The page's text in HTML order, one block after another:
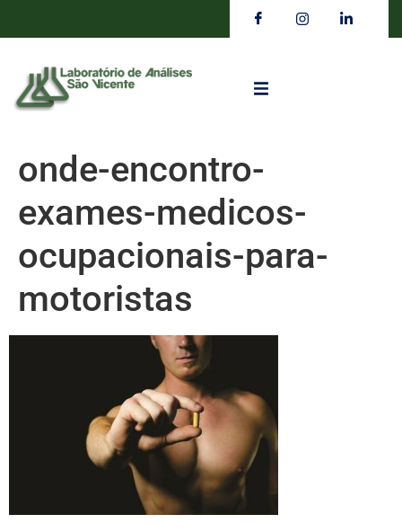
onde-encontro-
exames-medicos-
ocupacionais-para-
motoristas